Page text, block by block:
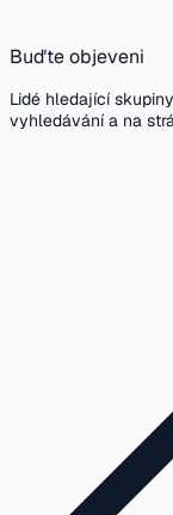
Buďte objeveni
Lidé hledající
vyhledávání a na